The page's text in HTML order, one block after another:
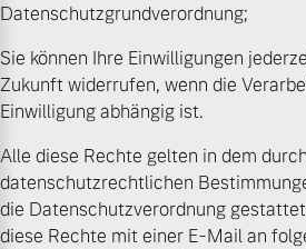
Datenschutzgrundverordnung;
Sie können Ihre Einwilligungen
Zukunft widerrufen, wenn die
Einwilligung abhängig ist.
Alle diese Rechte gelten in dem
datenschutzrechtlichen
die Datenschutzverordnung
diese Rechte mit einer E-Mail an